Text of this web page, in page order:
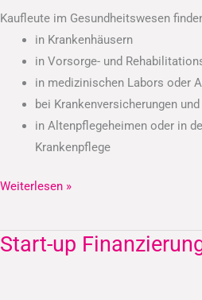
Kaufleute im Gesundheitswesen
in Krankenhäusern
in Vorsorge- und
in medizinischen Labors oder
bei Krankenversicherungen
in Altenpflegeheimen oder in
Krankenpflege
Weiterlesen »
Start-up
Start-